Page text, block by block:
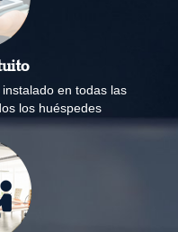
en todas las
los huéspedes